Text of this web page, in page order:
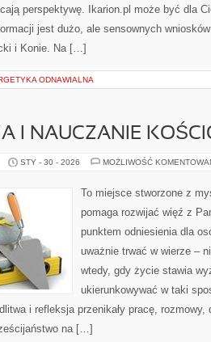
perspektywę. Ikarion.pl może być dla
jest dużo, ale sensownych
i Konie. Na […]
ODNAWIALNA
I NAUCZANIE
STY - 30 - 2026 MOŻLIWOŚĆ
To miejsce stworzone z
pomaga rozwijać więź z
punktem odniesienia dla
uważnie trwać w wierze –
wtedy, gdy życie stawia
ukierunkowywać w taki
i refleksja przenikały pracę,
na […]